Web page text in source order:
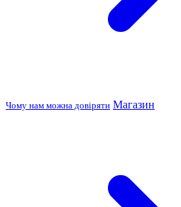
Чому нам можна довіряти Магазин